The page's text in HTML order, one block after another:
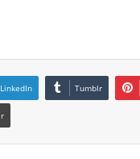
LinkedIn Tumblr